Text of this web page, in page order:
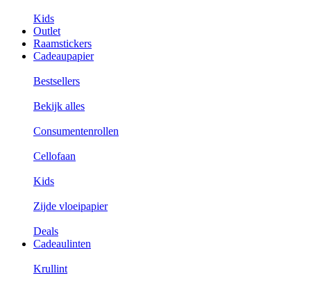
Kids
Outlet
Raamstickers
Cadeaupapier
Bestsellers
Bekijk alles
Consumentenrollen
Cellofaan
Kids
Zijde vloeipapier
Deals
Cadeaulinten
Krullint